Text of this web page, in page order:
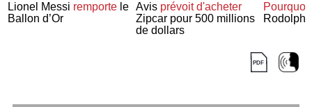
Lionel Messi remporte le
Ballon d’Or
Avis prévoit d'acheter
Zipcar pour 500 millions
de dollars
Pourquoi